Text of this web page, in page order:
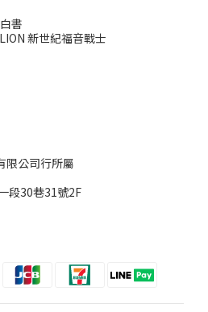
書
新世紀福音戰士
限公司行所屬
段30巷31號2F